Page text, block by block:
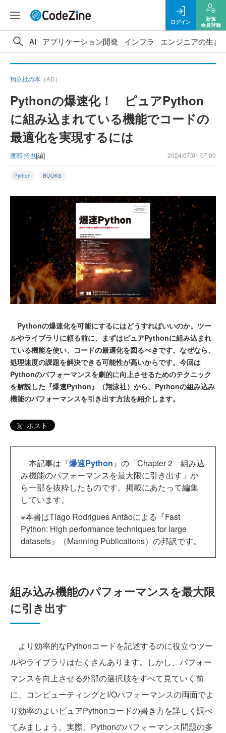
ログイン
新規
会員登録
AI アプリケーション開発 インフラ エンジニアの生き
翔泳社の本 （AD）
Pythonの爆速化！ ピュアPython
に組み込まれている機能でコードの
最適化を実現するには
渡部 拓也[編] 2024/07/01 07:00
Python BOOKS
Pythonの爆速化を可能にするにはどうすればいいのか。ツー
ルやライブラリに頼る前に、まずはピュアPythonに組み込まれ
ている機能を使い、コードの最適化を図るべきです。なぜなら、
処理速度の課題を解決できる可能性が高いからです。今回は
Pythonのパフォーマンスを劇的に向上させるためのテクニック
を解説した『爆速Python』（翔泳社）から、Pythonの組み込み
機能のパフォーマンスを引き出す方法を紹介します。
ポスト
本記事は『爆速Python 』の「Chapter 2 組み込
み機能のパフォーマンスを最大限に引き出す」か
ら一部を抜粋したものです。掲載にあたって編集
しています。
※本書はTiago Rodrigues Antãoによる『Fast
Python: High performance techniques for large
datasets』（Manning Publications）の邦訳です。
組み込み機能のパフォーマンスを最大限
に引き出す
より効率的なPythonコードを記述するのに役立つツー
ルやライブラリはたくさんあります。しかし、パフォー
マンスを向上させる外部の選択肢をすべて見ていく前
に、コンピューティングとI/Oパフォーマンスの両面でよ
り効率のよいピュアPythonコードの書き方を詳しく調べ
てみましょう。実際、Pythonのパフォーマンス問題の多